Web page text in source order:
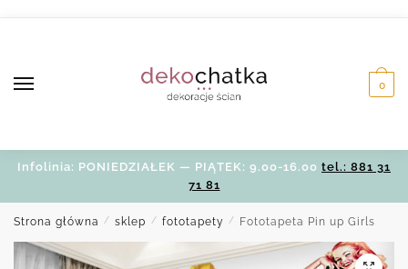
0
Infolinia: PONIEDZIAŁEK — PIĄTEK: 9.00-16.00 tel.: 881 31
71 81
Strona główna / sklep / fototapety / Fototapeta Pin up Girls